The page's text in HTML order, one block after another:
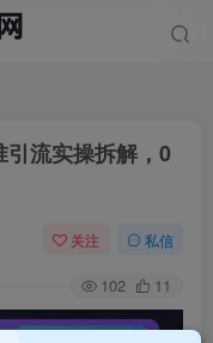
引流实操拆解，0
关注 私信
102 11